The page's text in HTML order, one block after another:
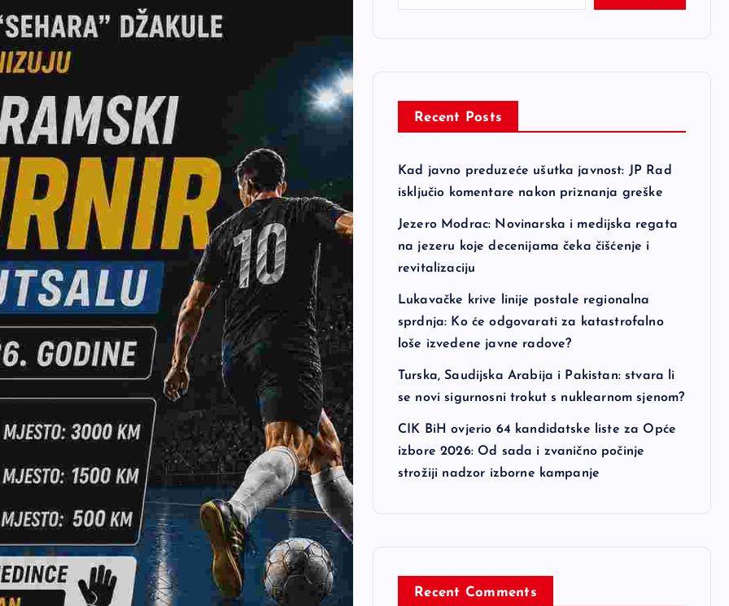
Recent Posts
Kad javno preduzeće ušutka javnost: JP Rad
isključio komentare nakon priznanja greške
Jezero Modrac: Novinarska i medijska regata
na jezeru koje decenijama čeka čišćenje i
revitalizaciju
Lukavačke krive linije postale regionalna
sprdnja: Ko će odgovarati za katastrofalno
loše izvedene javne radove?
Turska, Saudijska Arabija i Pakistan: stvara li
se novi sigurnosni trokut s nuklearnom sjenom?
CIK BiH ovjerio 64 kandidatske liste za Opće
izbore 2026: Od sada i zvanično počinje
strožiji nadzor izborne kampanje
Recent Comments